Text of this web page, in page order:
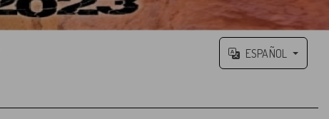
ESPAÑOL